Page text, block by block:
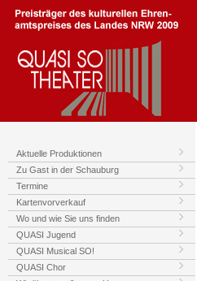
Aktuelle Produktionen
Zu Gast in der Schauburg
Termine
Kartenvorverkauf
Wo und wie Sie uns finden
QUASI Jugend
QUASI Musical SO!
QUASI Chor